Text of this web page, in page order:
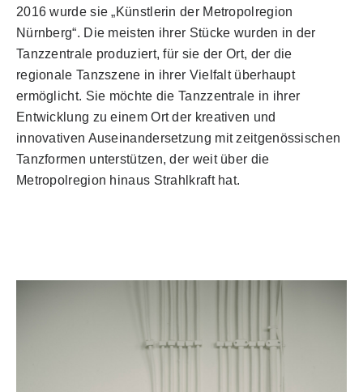
2016 wurde sie „Künstlerin der Metropolregion
Nürnberg“. Die meisten ihrer Stücke wurden in der
Tanzzentrale produziert, für sie der Ort, der die
regionale Tanzszene in ihrer Vielfalt überhaupt
ermöglicht. Sie möchte die Tanzzentrale in ihrer
Entwicklung zu einem Ort der kreativen und
innovativen Auseinandersetzung mit zeitgenössischen
Tanzformen unterstützen, der weit über die
Metropolregion hinaus Strahlkraft hat.